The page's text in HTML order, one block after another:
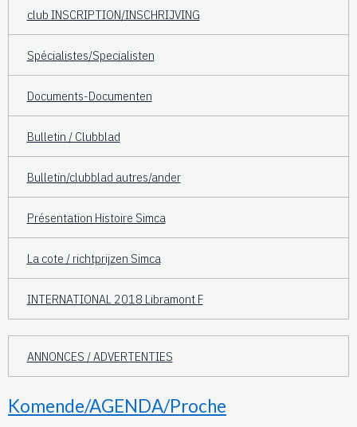
club INSCRIPTION/INSCHRIJVING
Spécialistes/Specialisten
Documents-Documenten
Bulletin / Clubblad
Bulletin/clubblad autres/ander
Présentation Histoire Simca
La cote / richtprijzen Simca
INTERNATIONAL 2018 Libramont F
ANNONCES / ADVERTENTIES
Komende/AGENDA/Proche